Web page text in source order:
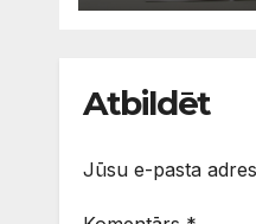
Atbildēt
Jūsu e-pasta